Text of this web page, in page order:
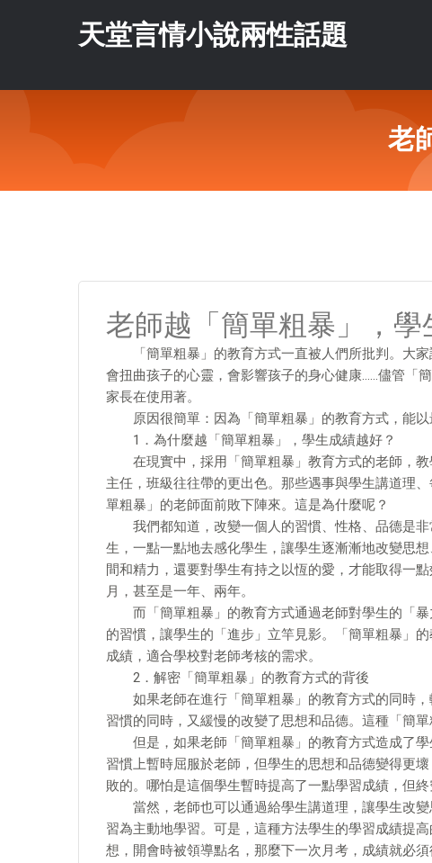
天堂言情小說兩性話題
老
老師越「簡單粗暴」，學
「簡單粗暴」的教育方式一直被人們所批判。大家
會扭曲孩子的心靈，會影響孩子的身心健康……儘管「
家長在使用著。
原因很簡單：因為「簡單粗暴」的教育方式，能以
1．為什麼越「簡單粗暴」，學生成績越好？
在現實中，採用「簡單粗暴」教育方式的老師，教
主任，班級往往帶的更出色。那些遇事與學生講道理
單粗暴」的老師面前敗下陣來。這是為什麼呢？
我們都知道，改變一個人的習慣、性格、品德是非
生，一點一點地去感化學生，讓學生逐漸漸地改變思
間和精力，還要對學生有持之以恆的愛，才能取得一
月，甚至是一年、兩年。
而「簡單粗暴」的教育方式通過老師對學生的「暴
的習慣，讓學生的「進步」立竿見影。「簡單粗暴」
成績，適合學校對老師考核的需求。
2．解密「簡單粗暴」的教育方式的背後
如果老師在進行「簡單粗暴」的教育方式的同時，
習慣的同時，又緩慢的改變了思想和品德。這種「簡單
但是，如果老師「簡單粗暴」的教育方式造成了學
習慣上暫時屈服於老師，但學生的思想和品德變得更
敗的。哪怕是這個學生暫時提高了一點學習成績，但終
當然，老師也可以通過給學生講道理，讓學生改變
習為主動地學習。可是，這種方法學生的學習成績提
想，開會時被領導點名，那麼下一次月考，成績就必